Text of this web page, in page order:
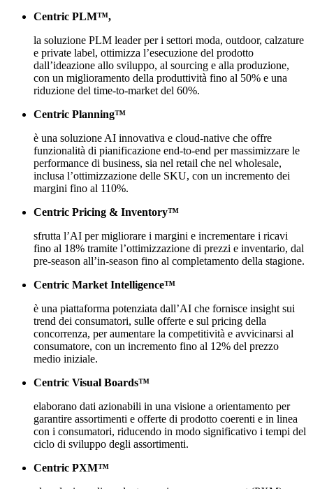
Centric PLM™,
la soluzione PLM leader per i settori moda, outdoor, calzature
e private label, ottimizza l’esecuzione del prodotto
dall’ideazione allo sviluppo, al sourcing e alla produzione,
con un miglioramento della produttività fino al 50% e una
riduzione del time-to-market del 60%.
Centric Planning™
è una soluzione AI innovativa e cloud-native che offre
funzionalità di pianificazione end-to-end per massimizzare le
performance di business, sia nel retail che nel wholesale,
inclusa l’ottimizzazione delle SKU, con un incremento dei
margini fino al 110%.
Centric Pricing & Inventory™
sfrutta l’AI per migliorare i margini e incrementare i ricavi
fino al 18% tramite l’ottimizzazione di prezzi e inventario, dal
pre-season all’in-season fino al completamento della stagione.
Centric Market Intelligence™
è una piattaforma potenziata dall’AI che fornisce insight sui
trend dei consumatori, sulle offerte e sul pricing della
concorrenza, per aumentare la competitività e avvicinarsi al
consumatore, con un incremento fino al 12% del prezzo
medio iniziale.
Centric Visual Boards™
elaborano dati azionabili in una visione a orientamento per
garantire assortimenti e offerte di prodotto coerenti e in linea
con i consumatori, riducendo in modo significativo i tempi del
ciclo di sviluppo degli assortimenti.
Centric PXM™